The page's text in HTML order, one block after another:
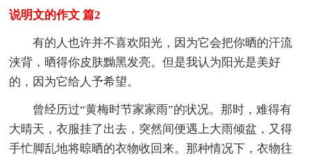
说明文的作文 篇2
有的人也许并不喜欢阳光，因为它会把你晒的汗流
浃背，晒得你皮肤黝黑发亮。但是我认为阳光是美好
的，因为它给人予希望。
曾经历过“黄梅时节家家雨”的状况。那时，难得有
大晴天，衣服挂了出去，突然间便遇上大雨倾盆，又得
手忙脚乱地将晾晒的衣物收回来。那种情况下，衣物往